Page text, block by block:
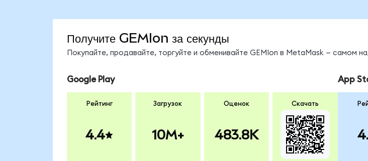
Получите GEMIon за секунды
Покупайте, продавайте, торгуйте и обменивайте GEMIon в MetaMask — самом
Google Play
Рейтинг
4.4
Загрузок
10M+
Оценок
483.8K
Скачать
App